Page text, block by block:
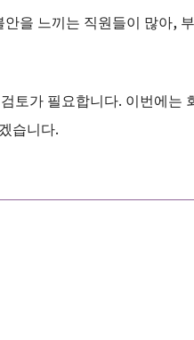
을 느끼는 직원들이 많아,
토가 필요합니다. 이번에는
습니다.